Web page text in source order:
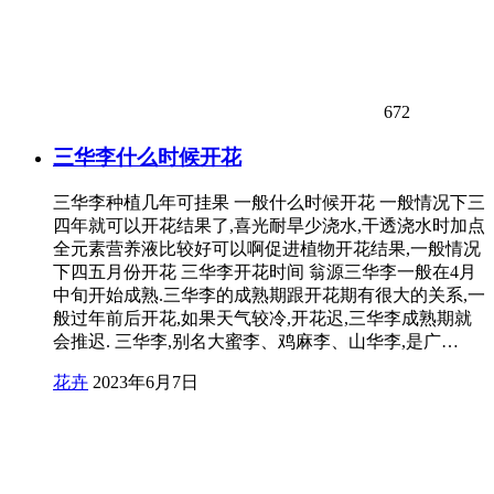
672
三华李什么时候开花
三华李种植几年可挂果 一般什么时候开花 一般情况下三
四年就可以开花结果了,喜光耐旱少浇水,干透浇水时加点
全元素营养液比较好可以啊促进植物开花结果,一般情况
下四五月份开花 三华李开花时间 翁源三华李一般在4月
中旬开始成熟.三华李的成熟期跟开花期有很大的关系,一
般过年前后开花,如果天气较冷,开花迟,三华李成熟期就
会推迟. 三华李,别名大蜜李、鸡麻李、山华李,是广…
花卉 2023年6月7日